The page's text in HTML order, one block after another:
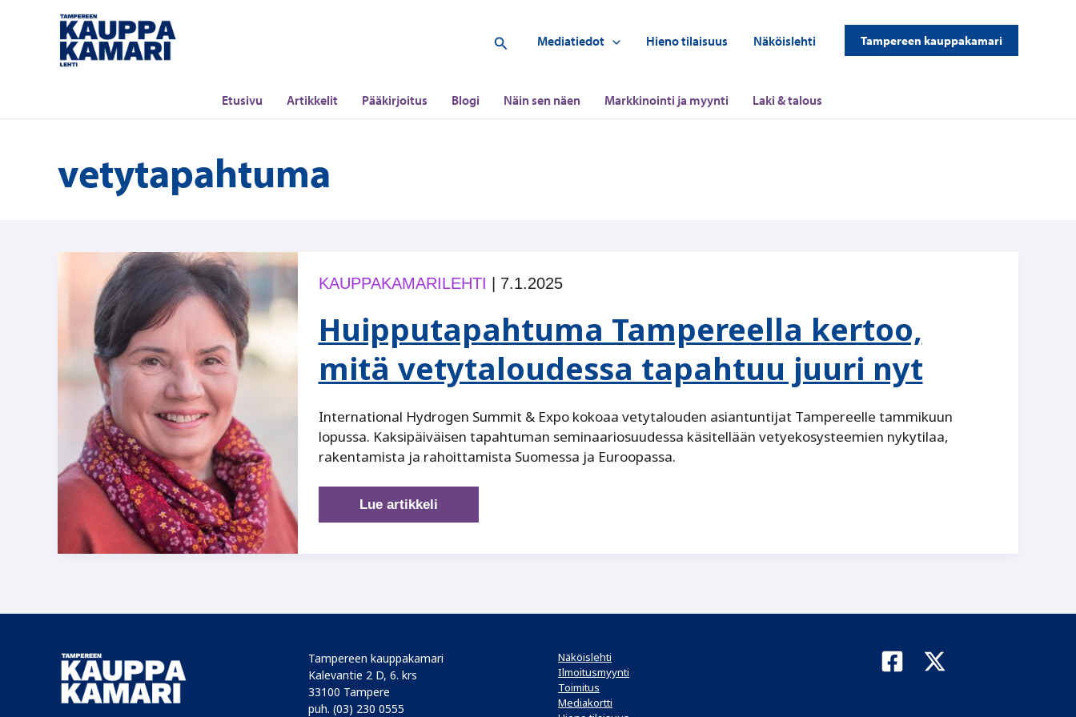
Hae Mediatiedot Hieno tilaisuus Näköislehti Tampereen kauppakamari
Etusivu Artikkelit Pääkirjoitus Blogi Näin sen näen Markkinointi ja myynti Laki & talous
vetytapahtuma
KAUPPAKAMARILEHTI 7.1.2025
Huipputapahtuma Tampereella kertoo,
mitä vetytaloudessa tapahtuu juuri nyt
International Hydrogen Summit & Expo kokoaa vetytalouden asiantuntijat Tampereelle tammikuun
lopussa. Kaksipäiväisen tapahtuman seminaariosuudessa käsitellään vetyekosysteemien nykytilaa,
rakentamista ja rahoittamista Suomessa ja Euroopassa.
Huipputapahtuma
Tampereella
Lue artikkeli
Tampereen kauppakamari
Kalevantie 2 D, 6. krs
33100 Tampere
puh. (03) 230 0555
Näköislehti
Ilmoitusmyynti
Toimitus
Mediakortti